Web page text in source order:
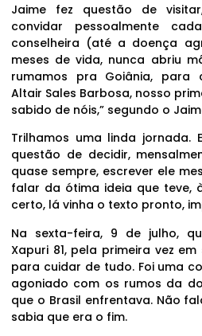
Jaime fez questão de
convidar pessoalmente
conselheira (até a doença
meses de vida, nunca abriu
rumamos pra Goiânia, para
Altair Sales Barbosa, nosso
sabido de nóis,” segundo o
Trilhamos uma linda jornada.
questão de decidir,
quase sempre, escrever ele
falar da ótima ideia que teve,
certo, lá vinha o texto pronto,
Na sexta-feira, 9 de julho,
Xapuri 81, pela primeira vez
para cuidar de tudo. Foi uma
agoniado com os rumos da
que o Brasil enfrentava. Não
sabia que era o fim.